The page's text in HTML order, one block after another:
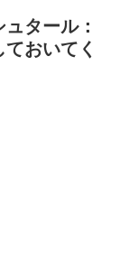
タール：
おいてく